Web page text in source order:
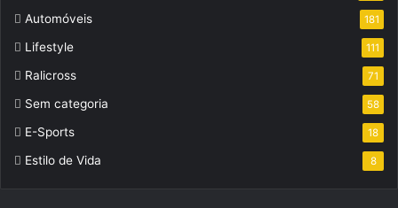
Automóveis 181
Lifestyle 111
Ralicross 71
Sem categoria 58
E-Sports 18
Estilo de Vida 8